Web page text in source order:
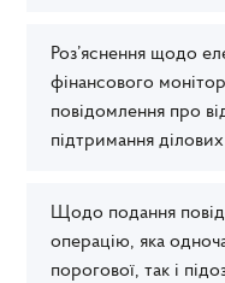
Роз’яснення щодо
фінансового
повідомлення про
підтримання
Щодо подання
операцію, яка
порогової, так і